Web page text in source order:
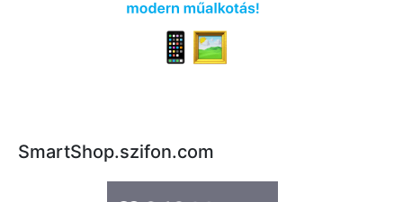
SmartShop.szifon.com
Közösség